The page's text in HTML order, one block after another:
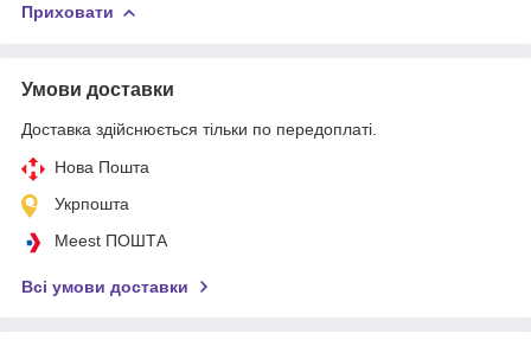
Приховати
Умови доставки
Доставка здійснюється тільки по передоплаті.
Нова Пошта
Укрпошта
Meest ПОШТА
Всі умови доставки